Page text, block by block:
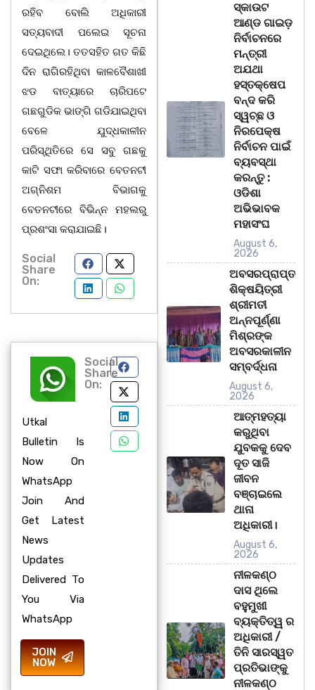
ରହିବ ବୋଲି ଅଧିକାରୀ
ସତ୍ୟବାଦୀ ପଲେଇ ସୂଚନା
ଦେଇଥିଲେ। ତତସହିତ ଗତ କିଛି
ଦିନ ରାଗିରହିଥିବା କାଳବୈଶାଖୀ
ଝଡ ବାତ୍ୟାରେ ଚାରିପଟେ
ଗଛଗୁଡିକ ଭାଙ୍ଗି ଗଡିଯାଇଥିବା
ବେଳେ ଯୁଦ୍ଧକାଳୀନ
ପରିସ୍ଥିତିରେ ସେ ସବୁ ଗଛକୁ
କାଟି ସଫା କରିବାରେ ବେତନଟୀ
ଅଗ୍ନିଶମ ବିଭାଗକୁ
ବେତନଟୀରେ ବିଭିନ୍ନ ମହଲରୁ
ପ୍ରଶଂସା କରାଯାଇଛି।
Social
Share
On:
Utkal
Bulletin Is
Now On
WhatsApp
Join And
Get Latest
News
Updates
Delivered To
You Via
WhatsApp
JOIN
NOW
Social
Share
On:
ସ୍କାଉଟ
ଆଣ୍ଡ ଗାଇଡ଼
ନିର୍ବାଚନରେ
ମନ୍ତ୍ରୀ
ଅଯଥା
ହସ୍ତକ୍ଷେପ
ବନ୍ଦ କରି
ସ୍ୱଚ୍ଛ ଓ
ନିରପେକ୍ଷ
ନିର୍ବାଚନ ପାଇଁ
ବ୍ୟବସ୍ଥା
କରନ୍ତୁ :
ଓଡିଶା
ଅଭିଭାବକ
ମହାସଂଘ
August 6,
2026
ଅବସରପ୍ରାପ୍ତ
ଶିକ୍ଷୟିତ୍ରୀ
ଶ୍ରୀମତୀ
ଅନ୍ନପୂର୍ଣ୍ଣା
ମିଶ୍ରଙ୍କ
ଅବସରକାଳୀନ
ସମ୍ବର୍ଦ୍ଧନା
August 6,
2026
ଆତ୍ମହତ୍ୟା
କରୁଥିବା
ଯୁବକକୁ ଦେବ
ଦୂତ ସାଜି
ଜୀବନ
ବଞ୍ଚାଇଲେ
ଥାନା
ଅଧିକାରୀ।
August 6,
2026
ନୀଳକଣ୍ଠ
ଦାସ ଥିଲେ
ବହୁମୁଖୀ
ବ୍ୟକ୍ତିତ୍ୱ ର
ଅଧିକାରୀ /
ତିନି ସାରସ୍ୱତ
ପ୍ରତିଭାଙ୍କୁ
ନୀଳକଣ୍ଠ